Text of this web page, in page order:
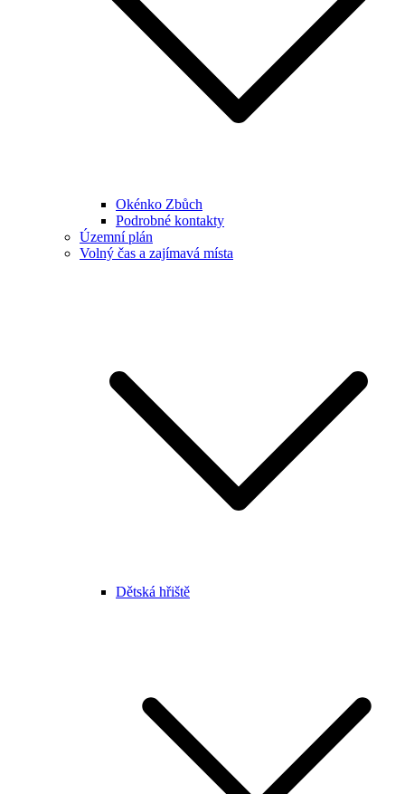
Okénko Zbůch
Podrobné kontakty
Územní plán
Volný čas a zajímavá místa
Dětská hřiště